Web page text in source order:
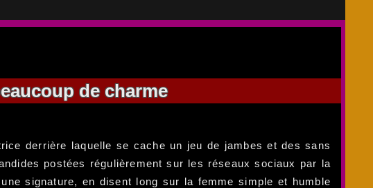
de charme
derrière laquelle se cache un jeu de jambes et des sans
postées régulièrement sur les réseaux sociaux par la
signature, en disent long sur la femme simple et humble